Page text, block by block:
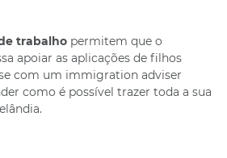
trabalhopermitem que o
apoiar as aplicações de filhos
com um immigration adviser
como é possível trazer toda a sua